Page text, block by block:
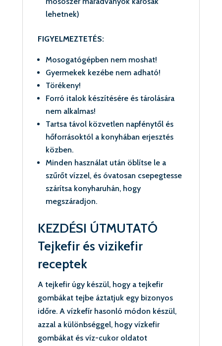
lehetnek)
FIGYELMEZTETÉS:
Mosogatógépben nem moshat!
Gyermekek kezébe nem adható!
Törékeny!
Forró italok készítésére és tárolására
nem alkalmas!
Tartsa távol közvetlen napfénytől és
hőforrásoktól a konyhában erjesztés
közben.
Minden használat után öblítse le a
szűrőt vízzel, és óvatosan csepegtesse
szárítsa konyharuhán, hogy
megszáradjon.
KEZDÉSI ÚTMUTATÓ
Tejkefir és vizikefir
receptek
A tejkefir úgy készül, hogy a tejkefir
gombákat tejbe áztatjuk egy bizonyos
időre. A vízkefír hasonló módon készül,
azzal a különbséggel, hogy vízkefir
gombákat és víz-cukor oldatot